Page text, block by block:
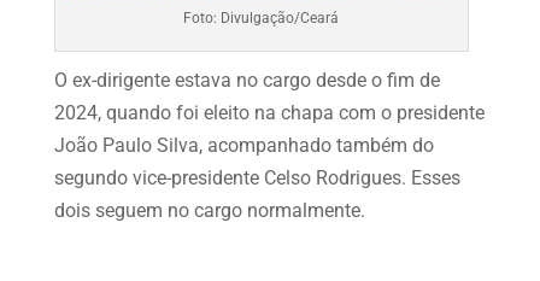
Foto: Divulgação/Ceará
O ex-dirigente estava no cargo desde o fim de
2024, quando foi eleito na chapa com o presidente
João Paulo Silva, acompanhado também do
segundo vice-presidente Celso Rodrigues. Esses
dois seguem no cargo normalmente.